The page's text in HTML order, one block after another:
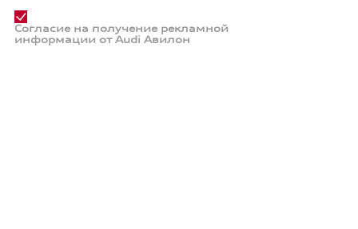
Согласие на получение рекламной
информации от Audi Авилон